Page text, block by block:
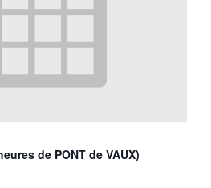
de PONT de VAUX)